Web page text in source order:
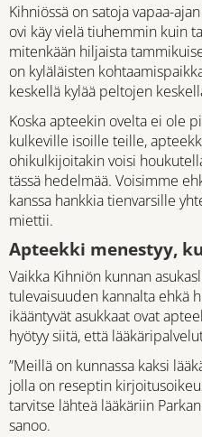
Kihniössä on satoja vapaa-
ovi käy vielä tiuhemmin kuin
mitenkään hiljaista
on kyläläisten
keskellä kylää peltojen
Koska apteekin ovelta ei ole
kulkeville isoille teille,
ohikulkijoitakin voisi
tässä hedelmää. Voisimme
kanssa hankkia tienvarsille
miettii.
Apteekki menestyy,
Vaikka Kihniön kunnan
tulevaisuuden kannalta ehkä
ikääntyvät asukkaat ovat
hyötyy siitä, että
”Meillä on kunnassa kaksi
jolla on reseptin
tarvitse lähteä lääkäriin
sanoo.